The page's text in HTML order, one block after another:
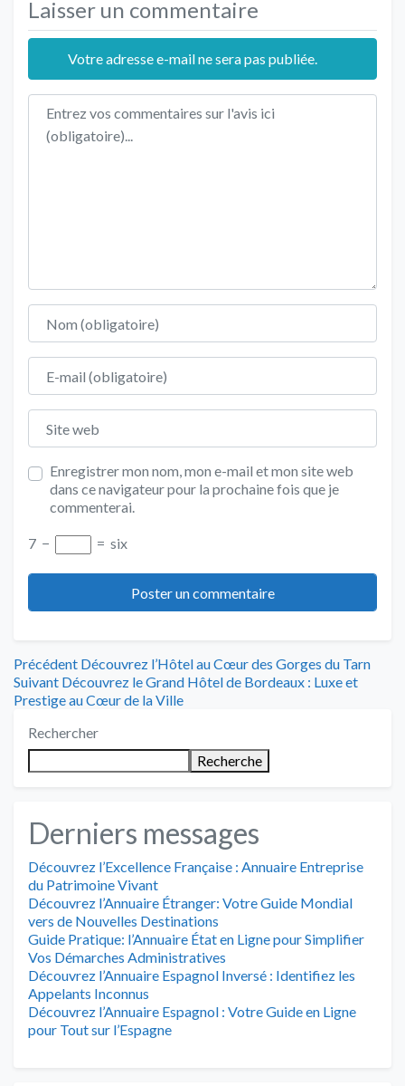
Laisser un commentaire
Votre adresse e-mail ne sera pas publiée.
Texte de l'avis
Nom
E-mail
Site web
Enregistrer mon nom, mon e-mail et mon site web
dans ce navigateur pour la prochaine fois que je
commenterai.
7 − = six
Navigation
de
l’article
Précédent Article
précédent
:
Découvrez l’Hôtel au Cœur des Gorges du Tarn
Suivant Article
suivant
Découvrez le Grand Hôtel de Bordeaux : Luxe et
Prestige au Cœur de la Ville
Rechercher
Recherche
Derniers messages
Découvrez l’Excellence Française : Annuaire Entreprise
du Patrimoine Vivant
Découvrez l’Annuaire Étranger: Votre Guide Mondial
vers de Nouvelles Destinations
Guide Pratique: l’Annuaire État en Ligne pour Simplifier
Vos Démarches Administratives
Découvrez l’Annuaire Espagnol Inversé : Identifiez les
Appelants Inconnus
Découvrez l’Annuaire Espagnol : Votre Guide en Ligne
pour Tout sur l’Espagne